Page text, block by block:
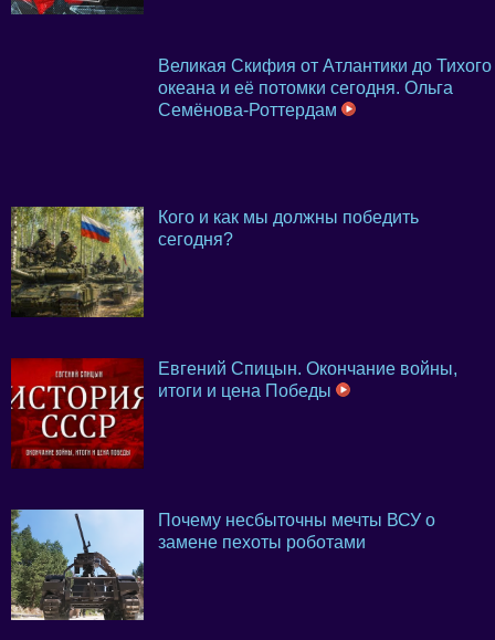
Великая Скифия от Атлантики до Тихого
океана и её потомки сегодня. Ольга
Семёнова-Роттердам
Кого и как мы должны победить
сегодня?
Евгений Спицын. Окончание войны,
итоги и цена Победы
Почему несбыточны мечты ВСУ о
замене пехоты роботами